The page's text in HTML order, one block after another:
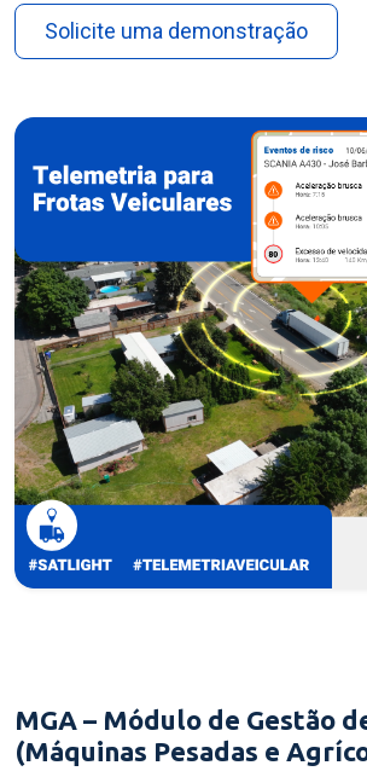
Solicite uma demonstração
MGA – Módulo de Gestão
(Máquinas Pesadas e